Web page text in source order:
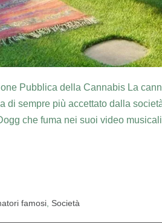
Pubblica della Cannabis La
di sempre più accettato dalla
che fuma nei suoi video
famosi, Società